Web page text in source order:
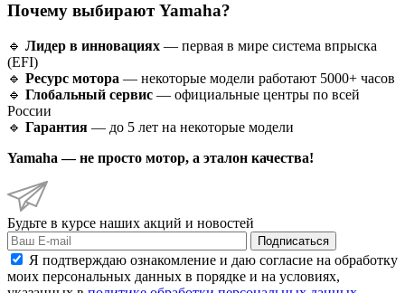
Почему выбирают Yamaha?
🔹 Лидер в инновациях — первая в мире система впрыска
(EFI)
🔹 Ресурс мотора — некоторые модели работают 5000+ часов
🔹 Глобальный сервис — официальные центры по всей
России
🔹 Гарантия — до 5 лет на некоторые модели
Yamaha — не просто мотор, а эталон качества!
Будьте в курсе наших акций и новостей
Подписаться
Я подтверждаю ознакомление и даю согласие на обработку
моих персональных данных в порядке и на условиях,